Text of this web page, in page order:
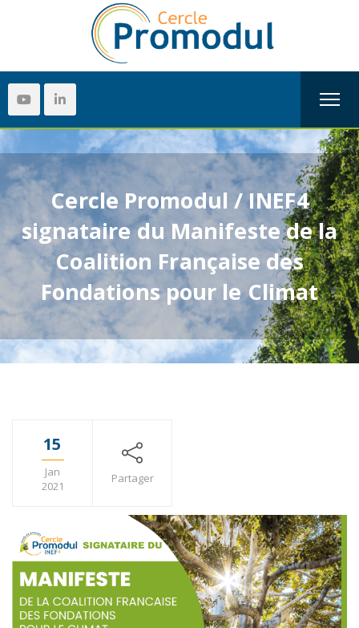
Cercle Promodul / INEF4
signataire du Manifeste de la
Coalition Française des
Fondations pour le Climat
15
Jan
2021
Partager